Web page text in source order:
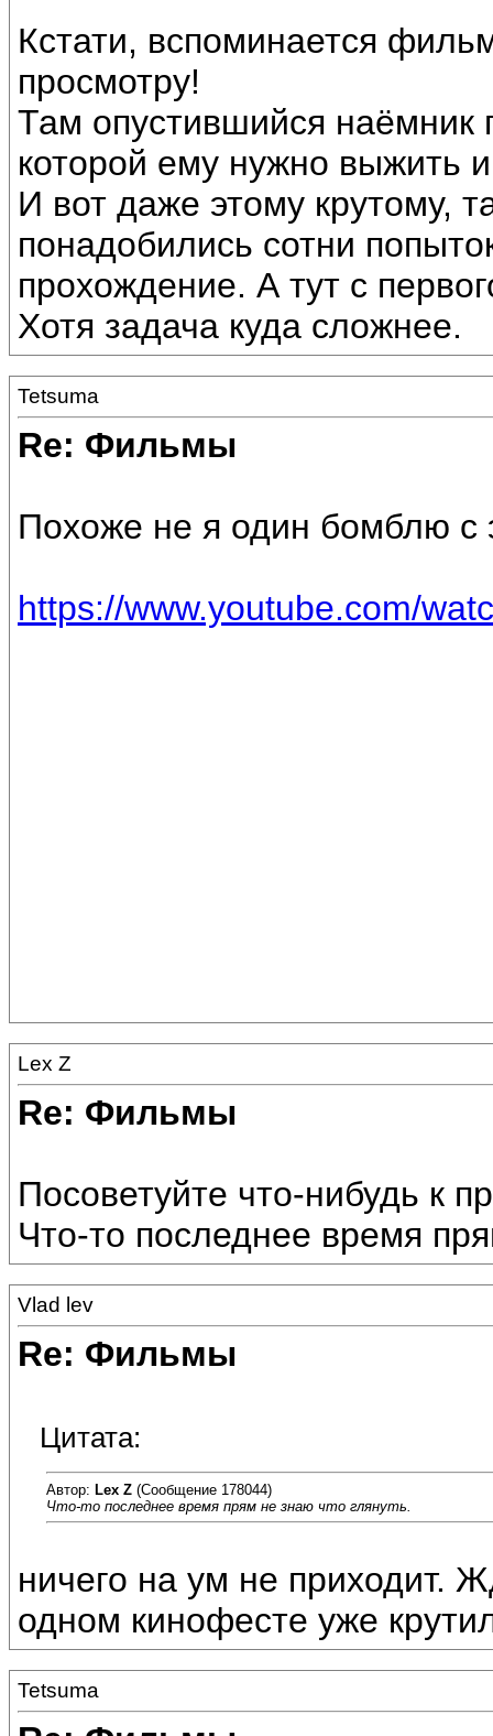
Кстати, вспоминается
просмотру!
Там опустившийся наёмник
которой ему нужно выжить
И вот даже этому крутому,
понадобились сотни
прохождение. А тут с
Хотя задача куда сложнее.
Tetsuma
Re: Фильмы
Похоже не я один бомблю с
https://www.youtube.com/
Lex Z
Re: Фильмы
Посоветуйте что-нибудь к
Что-то последнее время
Vlad lev
Re: Фильмы
Цитата:
Автор: Lex Z (Сообщение 178044)
Что-то последнее время прям не знаю что глянуть.
ничего на ум не приходит.
одном кинофесте уже
Tetsuma